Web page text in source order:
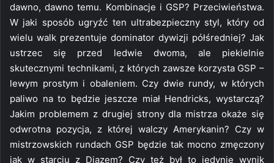
dawno, dawno temu. Kombinacje i GSP? Przeciwieństwa.
W jaki sposób ugryźć ten ultrabezpieczny styl, który od
wielu walk prezentuje dominator dywizji półśredniej? Jak
ustrzec się przed ledwie dwoma, ale piekielnie
skutecznymi technikami, z których zawsze korzysta GSP –
lewym prostym i obaleniem. Czy dwie rundy, w których
paliwo na to będzie jeszcze miał Hendricks, wystarczą?
Jakim problemem z drugiej strony dla mistrza okaże się
odwrotna pozycja, z której walczy Amerykanin? Czy w
mistrzowskich rundach GSP będzie tak mocno zmęczony
jak w starciu z Diazem? Czy też był to jedynie wynik